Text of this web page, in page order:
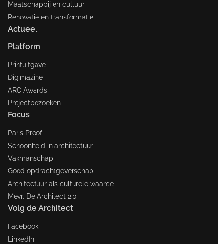
Maatschappij en cultuur
Renovatie en transformatie
Actueel
Platform
Printuitgave
Digimazine
ARC Awards
Projectbezoeken
Focus
Paris Proof
Schoonheid in architectuur
Vakmanschap
Goed opdrachtgeverschap
Architectuur als culturele waarde
Mevr. De Architect 2.0
Volg de Architect
Facebook
LinkedIn